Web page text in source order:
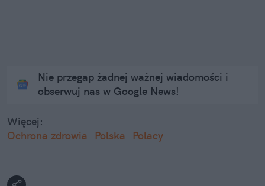
Nie przegap żadnej ważnej wiadomości i
obserwuj nas w Google News!
Więcej:
Ochrona zdrowia
Polska Polacy